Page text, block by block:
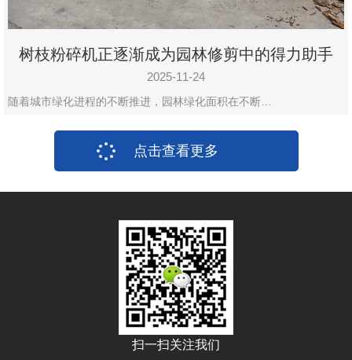
树枝粉碎机正逐渐成为园林修剪中的得力助手
2025-11-24
随着城市绿化进程的不断推进，园林绿化面积在不断…
点击查看更多
扫一扫关注我们